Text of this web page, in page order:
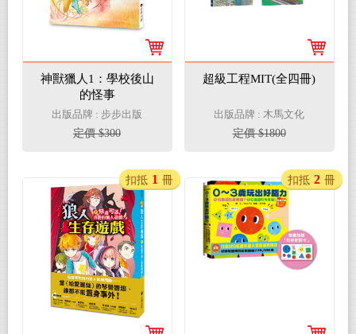
神獸獵人1：學校後山
的怪事
出版品牌 : 步步出版
定價 $300
超級工程MIT(全四冊)
出版品牌 : 木馬文化
定價 $1800
扣抵 1 冊 扣抵 2 冊